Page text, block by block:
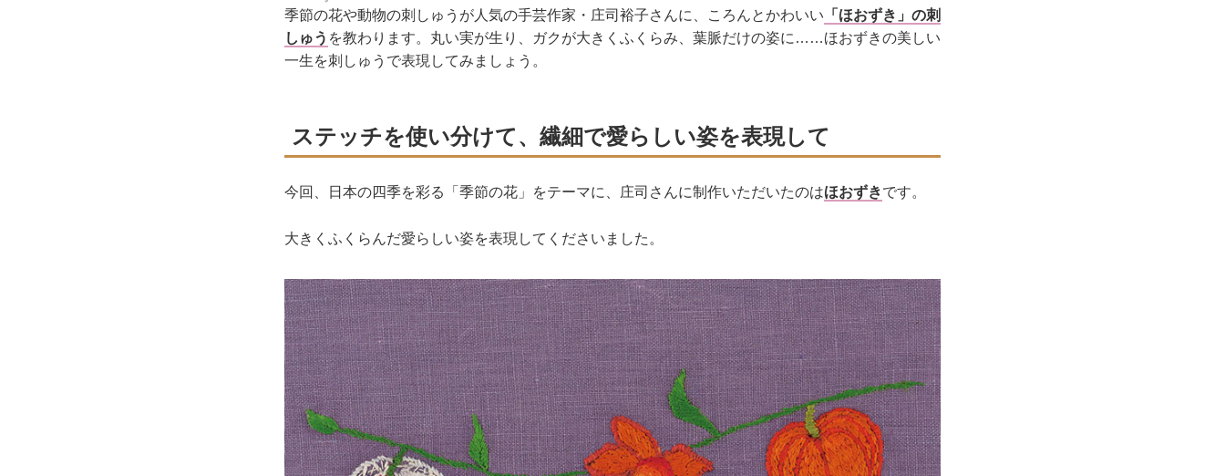
季節の花や動物の刺しゅうが人気の手芸作家・庄司裕子さんに、ころんとかわいい 「ほおずき」の刺
しゅう を教わります。丸い実が生り、ガクが大きくふくらみ、葉脈だけの姿に……ほおずきの美しい
一生を刺しゅうで表現してみましょう。
ステッチを使い分けて、繊細で愛らしい姿を表現して
今回、日本の四季を彩る「季節の花」をテーマに、庄司さんに制作いただいたのはほおずきです。
大きくふくらんだ愛らしい姿を表現してくださいました。